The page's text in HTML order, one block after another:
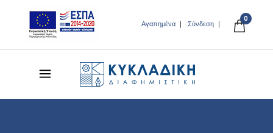
Αγαπημένα Σύνδεση
0